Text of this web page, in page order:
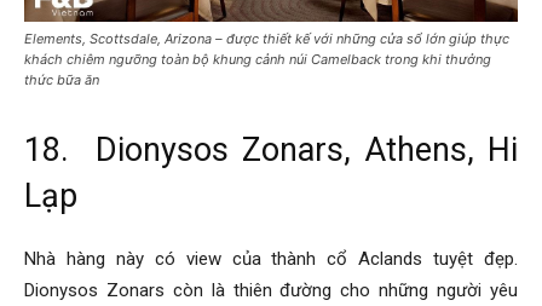
Elements, Scottsdale, Arizona – được thiết kế với những cửa sổ lớn giúp thực
khách chiêm ngưỡng toàn bộ khung cảnh núi Camelback trong khi thưởng
thức bữa ăn
18. Dionysos Zonars, Athens, Hi
Lạp
Nhà hàng này có view của thành cổ Aclands tuyệt đẹp.
Dionysos Zonars còn là thiên đường cho những người yêu